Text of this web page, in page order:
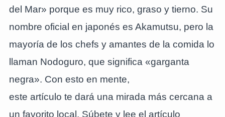
del Mar» porque es muy rico, graso y tierno. Su
nombre oficial en japonés es Akamutsu, pero la
mayoría de los chefs y amantes de la comida lo
llaman Nodoguro, que significa «garganta
negra». Con esto en mente,
este artículo te dará una mirada más cercana a
un favorito local. Súbete y lee el artículo